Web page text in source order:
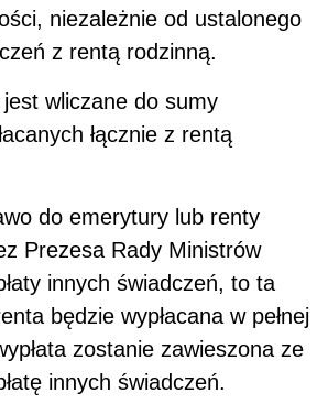
niezależnie od ustalonego
z rentą rodzinną.
wliczane do sumy
łącznie z rentą
do emerytury lub renty
Prezesa Rady Ministrów
innych świadczeń, to ta
będzie wypłacana w pełnej
zostanie zawieszona ze
innych świadczeń.